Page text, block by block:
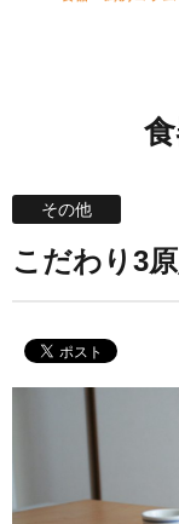
その他
こだわり3